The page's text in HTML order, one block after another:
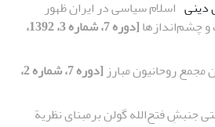
دینی اسلام سیاسی در ایران ظهور
و چشم‌اندازها
[دوره 7، شماره 3، 1392،
مجمع روحانیون مبارز
[دوره 7، شماره 2،
جنبشِ فتح‌الله گولن برمبنای نظریة